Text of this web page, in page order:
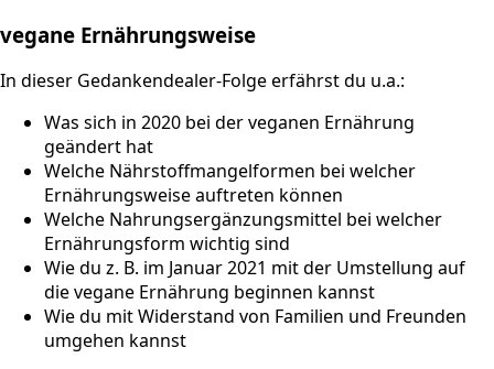
vegane Ernährungsweise
In dieser Gedankendealer-Folge erfährst du u.a.:
Was sich in 2020 bei der veganen Ernährung
geändert hat
Welche Nährstoffmangelformen bei welcher
Ernährungsweise auftreten können
Welche Nahrungsergänzungsmittel bei welcher
Ernährungsform wichtig sind
Wie du z. B. im Januar 2021 mit der Umstellung auf
die vegane Ernährung beginnen kannst
Wie du mit Widerstand von Familien und Freunden
umgehen kannst